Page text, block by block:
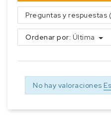
Preguntas y respuestas
Ordenar por: Última
No hay valoraciones